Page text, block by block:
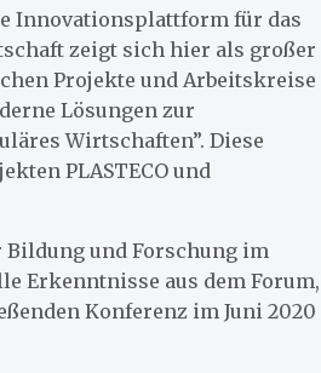
Innovationsplattform für das
zeigt sich hier als großer
Projekte und Arbeitskreise
Lösungen zur
Wirtschaften”. Diese
PLASTECO und
und Forschung im
Erkenntnisse aus dem Forum,
Konferenz im Juni 2020